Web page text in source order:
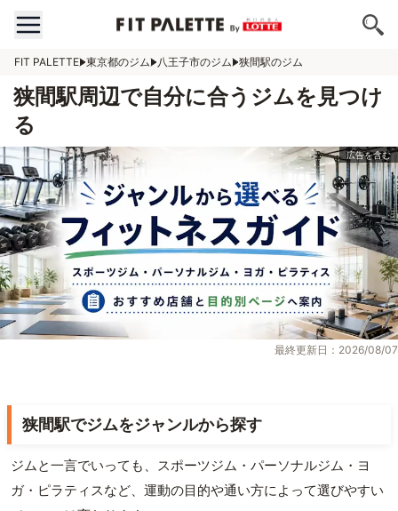
FIT PALETTE 東京都のジム 八王子市のジム 狭間駅のジム
狭間駅周辺で自分に合うジムを見つけ
る
最終更新日：2026/08/07
狭間駅でジムをジャンルから探す
ジムと一言でいっても、スポーツジム・パーソナルジム・ヨ
ガ・ピラティスなど、運動の目的や通い方によって選びやすい